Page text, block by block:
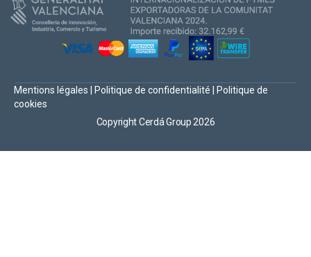
Copyright Cerdá Group 2026
Mentions légales Politique de confidentialité
Politique de
cookies